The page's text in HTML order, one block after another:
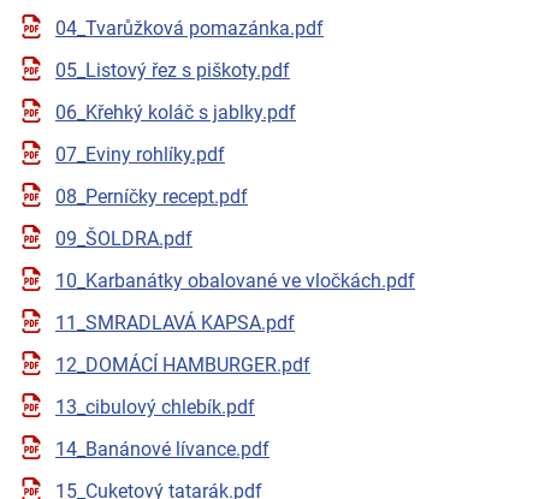
04_Tvarůžková pomazánka.pdf
05_Listový řez s piškoty.pdf
06_Křehký koláč s jablky.pdf
07_Eviny rohlíky.pdf
08_Perníčky recept.pdf
09_ŠOLDRA.pdf
10_Karbanátky obalované ve vločkách.pdf
11_SMRADLAVÁ KAPSA.pdf
12_DOMÁCÍ HAMBURGER.pdf
13_cibulový chlebík.pdf
14_Banánové lívance.pdf
15_Cuketový tatarák.pdf